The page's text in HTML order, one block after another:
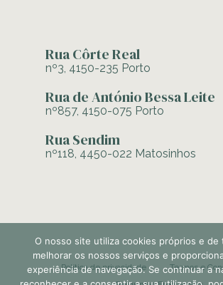
Rua Côrte Real
nº3, 4150-235 Porto
Rua de António Bessa Leite
nº857, 4150-075 Porto
Rua Sendim
nº118, 4450-022 Matosinhos
Política de privacidade
Termos e
O nosso site utiliza cookies próprios e de
melhorar os nossos serviços e
experiência de navegação. Se continuar a